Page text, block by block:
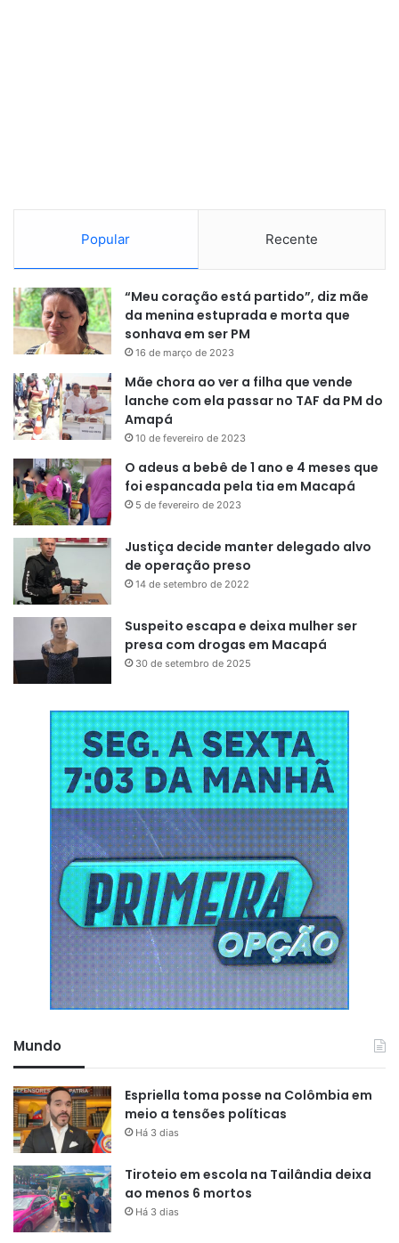
quando estão disponíveis […] É
importante ter essas línguas
acrescenta o coordenador.
Para o professor, a expectativa sobre os seminários é a
melhor possível. Segundo ele, houve um recorde no
número de minicursos.“Faremos em cinco dias, só com
os minicursos, temos sempre a casa cheia, vinte a trinta
afirma.
Não haverá inscrições, as vagas serão preenchidas por
ordem de chegada. Os certificados de participação do
evento serão emitidos apenas aos participantes que
assinarem a lista de frequência pela manhã e tarde.
Popular Recente
“Meu coração está partido”, diz mãe
da menina estuprada e morta que
sonhava em ser PM
16 de março de 2023
Mãe chora ao ver a filha que vende
lanche com ela passar no TAF da PM do
Amapá
10 de fevereiro de 2023
O adeus a bebê de 1 ano e 4 meses que
foi espancada pela tia em Macapá
5 de fevereiro de 2023
Justiça decide manter delegado alvo
de operação preso
14 de setembro de 2022
Suspeito escapa e deixa mulher ser
presa com drogas em Macapá
30 de setembro de 2025
Mundo
Espriella toma posse na Colômbia em
meio a tensões políticas
Há 3 dias
Tiroteio em escola na Tailândia deixa
ao menos 6 mortos
Há 3 dias